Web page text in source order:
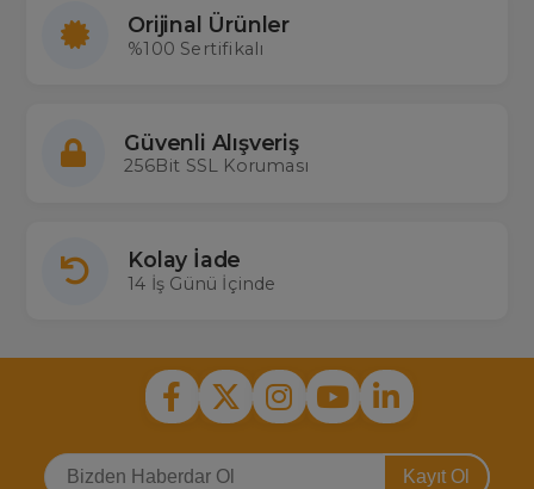
Orijinal Ürünler
%100 Sertifikalı
Güvenli Alışveriş
256Bit SSL Koruması
Kolay İade
14 İş Günü İçinde
Kayıt Ol